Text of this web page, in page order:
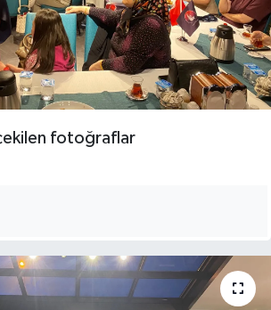
çekilen fotoğraflar